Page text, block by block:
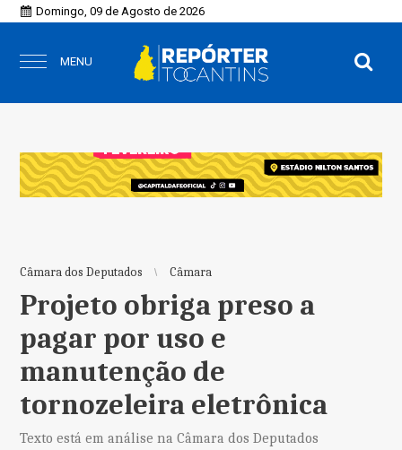
Domingo, 09 de Agosto de 2026
MENU
Câmara dos Deputados Câmara
Projeto obriga preso a
pagar por uso e
manutenção de
tornozeleira eletrônica
Texto está em análise na Câmara dos Deputados